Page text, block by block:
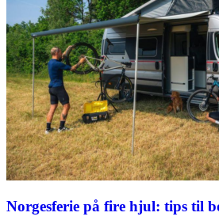
Norgesferie på fire hjul: tips til